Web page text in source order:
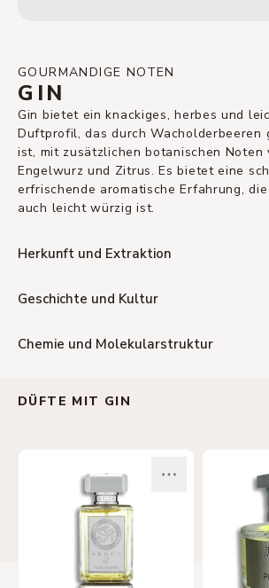
GOURMANDIGE NOTEN
GIN
Gin bietet ein knackiges, herbes und
Duftprofil, das durch Wacholderbeeren
ist, mit zusätzlichen botanischen Noten
Engelwurz und Zitrus. Es bietet eine
erfrischende aromatische Erfahrung,
auch leicht würzig ist.
Herkunft und Extraktion
Geschichte und Kultur
Chemie und Molekularstruktur
DÜFTE MIT GIN